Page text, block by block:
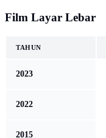
Film Layar Lebar
TAHUN
2023
2022
2015